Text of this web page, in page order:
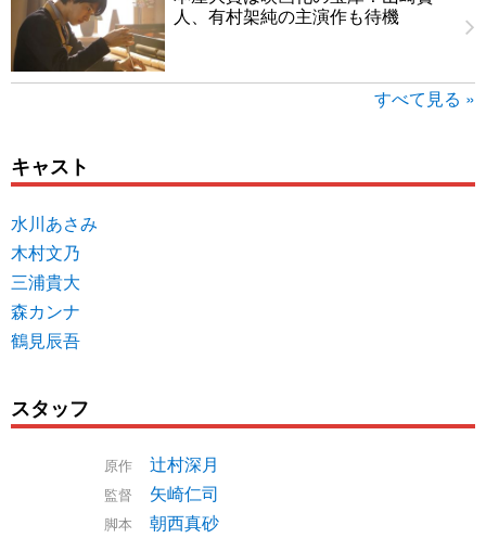
人、有村架純の主演作も待機
すべて見る »
キャスト
水川あさみ
木村文乃
三浦貴大
森カンナ
鶴見辰吾
スタッフ
原作 辻村深月
監督 矢崎仁司
脚本 朝西真砂